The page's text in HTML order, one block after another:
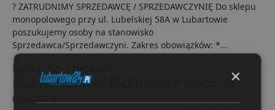
? ZATRUDNIMY SPRZEDAWCĘ / SPRZEDAWCZYNIĘ Do sklepu
monopolowego przy ul. Lubelskiej 58A w Lubartowie
poszukujemy osoby na stanowisko
Sprzedawca/Sprzedawczyni. Zakres obowiązków: *...
Dam pracę / zlecenie
Elektromonter/ Elektronik ? praca na
miejscu
×